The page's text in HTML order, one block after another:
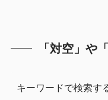
「対空」や